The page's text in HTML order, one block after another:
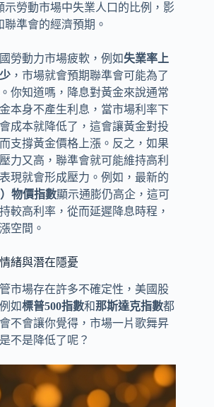
示勞動市場中失業人口的比例，影
準會的經濟預期。
勞動力市場疲軟，例如失業率上
，市場就會預期聯準會可能為了
。你知道嗎，降息對黃金來說通常
本身不產生利息，當市場利率下
成本就降低了，這會讓黃金對投
支撐黃金價格上漲。反之，如果
力又高，聯準會就可能維持高利
現就會形成壓力。例如，最新的
物價指數顯示通膨仍高企，這可
較高利率，從而延遲降息時程，
空間。
緒與潛在隱憂
市場存在許多不確定性，美國股
如標普500指數和那斯達克指數都
不會讓你覺得，市場一片歌舞昇
不是降低了呢？